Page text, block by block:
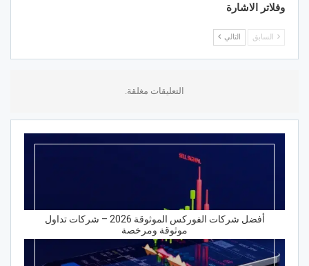
وفلاتر الاشارة
السابق التالي
التعليقات مغلقة.
أفضل شركات الفوركس الموثوقة 2026 – شركات تداول
موثوقة ومرخصة